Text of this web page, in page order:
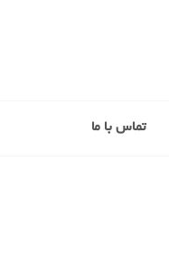
تماس با ما